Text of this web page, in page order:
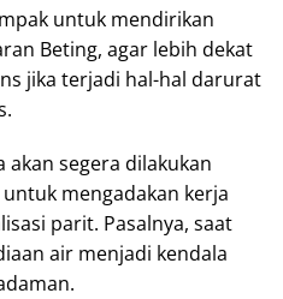
untuk mendirikan
Beting, agar lebih dekat
jika terjadi hal-hal darurat
akan segera dilakukan
mengadakan kerja
parit. Pasalnya, saat
air menjadi kendala